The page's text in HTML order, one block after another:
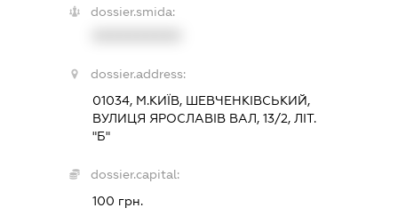
dossier.smida:
dossier.address:
01034, М.КИЇВ, ШЕВЧЕНКІВСЬКИЙ,
ВУЛИЦЯ ЯРОСЛАВІВ ВАЛ, 13/2, ЛІТ.
"Б"
dossier.capital:
100 грн.